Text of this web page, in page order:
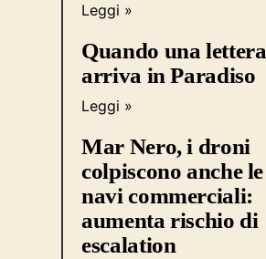
Leggi »
Quando una lettera
arriva in Paradiso
Leggi »
Mar Nero, i droni
colpiscono anche le
navi commerciali:
aumenta rischio di
escalation